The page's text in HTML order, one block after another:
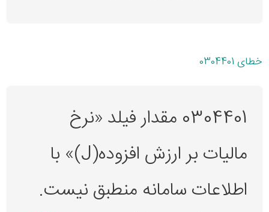
خطای 0304401
0304401 مقدار فیلد «نرخ
مالیات بر ارزش افزوده(J)» با
اطلاعات سامانه منطبق نیست.